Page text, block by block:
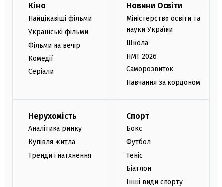
Кіно
Найцікавіші фільми
Українські фільми
Фільми на вечір
Комедії
Серіали
Новини Освіти
Міністерство освіти та
науки України
Школа
НМТ 2026
Саморозвиток
Навчання за кордоном
Нерухомість
Аналітика ринку
Купівля житла
Тренди і натхнення
Спорт
Бокс
Футбол
Теніс
Біатлон
Інші види спорту